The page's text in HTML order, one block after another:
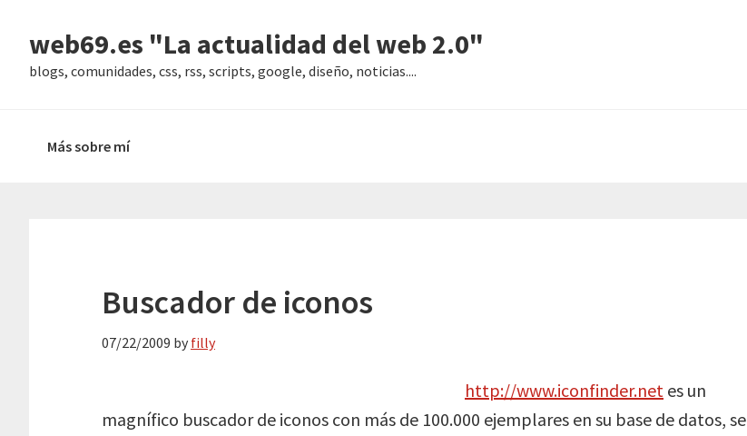
contenido
principal
web69.es "La actualidad del web 2.0"
blogs, comunidades, css, rss, scripts, google, diseño, noticias....
Más sobre mí
Buscador de iconos
07/22/2009 by filly
http://www.iconfinder.net es un
magnífico buscador de iconos con más de 100.000 ejemplares en su base de datos, se